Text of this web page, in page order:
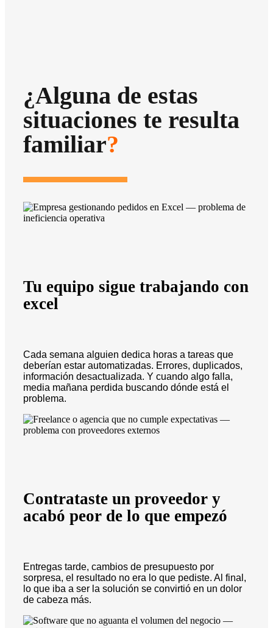
¿Alguna de estas
situaciones te resulta
familiar?
Tu equipo sigue trabajando con
excel
Cada semana alguien dedica horas a tareas que
deberían estar automatizadas. Errores, duplicados,
información desactualizada. Y cuando algo falla,
media mañana perdida buscando dónde está el
problema.
Contrataste un proveedor y
acabó peor de lo que empezó
Entregas tarde, cambios de presupuesto por
sorpresa, el resultado no era lo que pediste. Al final,
lo que iba a ser la solución se convirtió en un dolor
de cabeza más.